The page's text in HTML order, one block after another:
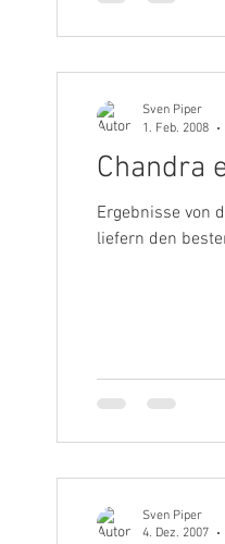
Chandra
Ergebnisse von
liefern den
Sven Piper
1. Feb. 2008
Sven Piper
4. Dez. 2007